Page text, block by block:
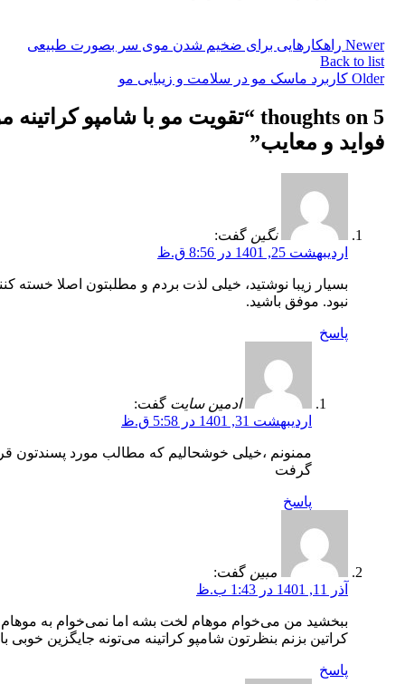
Newer راهکارهایی برای ضخیم شدن موی سر بصورت طبیعی
Back to list
Older کاربرد ماسک مو در سلامت و زیبایی مو
5 thoughts on “
تقویت مو با شامپو کراتینه
فواید و معایب”
نگین گفت:
اردیبهشت 25, 1401 در 8:56 ق.ظ
بسیار زیبا نوشتید، خیلی لذت بردم و مطلبتون اصلا خسته
نبود. موفق باشید.
پاسخ
ادمین سایت گفت:
اردیبهشت 31, 1401 در 5:58 ق.ظ
ممنونم ،خیلی خوشحالیم که مطالب مورد پسندتون
گرفت
پاسخ
مبین گفت:
آذر 11, 1401 در 1:43 ب.ظ
ببخشید من می‌خوام موهام لخت بشه اما نمی‌خوام به موهام
کراتین بزنم بنظرتون شامپو کراتینه می‌تونه جایگزین خوبی
پاسخ